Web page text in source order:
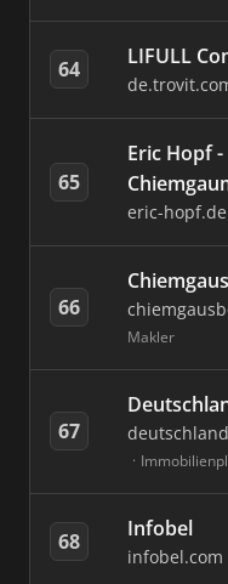
64 LIFULL
65
Eric Hopf
eric-hopf.de
66
Makler
67
68 Infobel
infobel.com